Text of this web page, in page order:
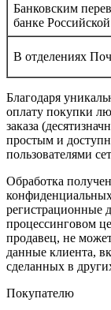
Банковским
банке
В отделениях
Благодаря
оплату покупки
заказа
простым и
пользователями
Обработка
регистрационные
процессинговом
продавец, не
данные клиента,
сделанных в
Покупателю